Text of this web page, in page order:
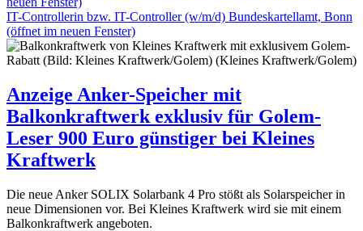
IT-Controllerin bzw. IT-Controller (w/m/d) Bundeskartellamt, Bonn
(öffnet im neuen Fenster)
Anzeige Anker-Speicher mit
Balkonkraftwerk exklusiv für Golem-
Leser 900 Euro günstiger bei Kleines
Kraftwerk
Die neue Anker SOLIX Solarbank 4 Pro stößt als Solarspeicher in
neue Dimensionen vor. Bei Kleines Kraftwerk wird sie mit einem
Balkonkraftwerk angeboten.